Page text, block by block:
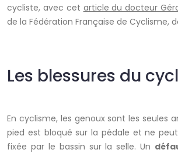
cycliste, avec cet article du docteur
de la Fédération Française de Cyclisme,
Les blessures du
En cyclisme, les genoux sont les seules
pied est bloqué sur la pédale et ne
fixée par le bassin sur la selle. Un